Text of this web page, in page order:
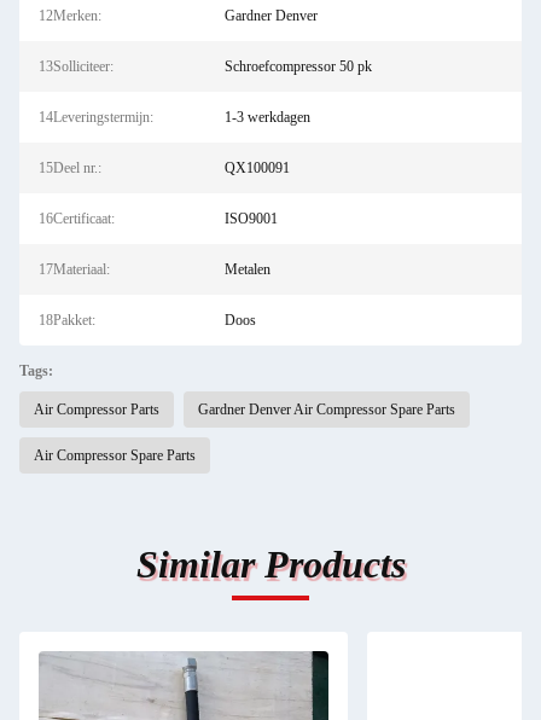
12Merken: Gardner Denver
13Solliciteer: Schroefcompressor 50 pk
14Leveringstermijn: 1-3 werkdagen
15Deel nr.: QX100091
16Certificaat: ISO9001
17Materiaal: Metalen
18Pakket: Doos
Tags:
Air Compressor Parts Gardner Denver Air Compressor Spare Parts
Air Compressor Spare Parts
Similar Products